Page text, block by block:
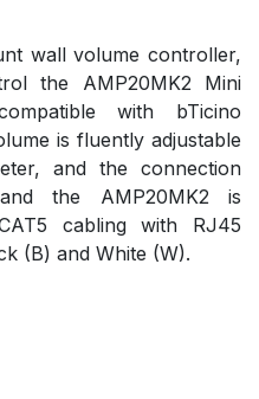
wall volume controller,
the AMP20MK2 Mini
with bTicino
is fluently adjustable
and the connection
the AMP20MK2 is
cabling with RJ45
(B) and White (W).